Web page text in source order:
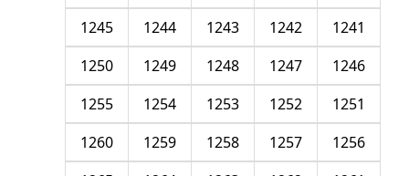
1241
1242
1243
1244
1245
1246
1247
1248
1249
1250
1251
1252
1253
1254
1255
1256
1257
1258
1259
1260